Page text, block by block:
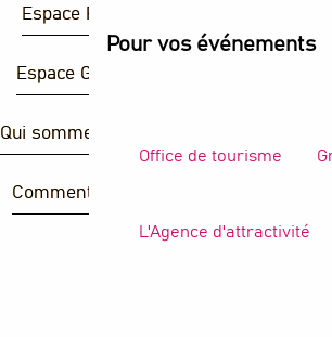
Pour vos événements
Office de tourisme
L'Agence d'attractivité
Espace Presse
Espace Groupes
Qui sommes-nous ?
Comment venir ?